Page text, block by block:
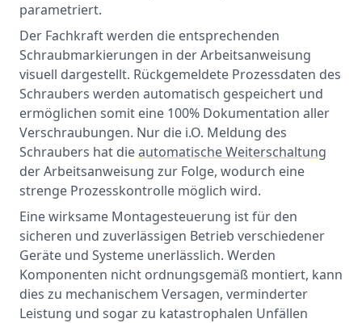
parametriert.
Der Fachkraft werden die entsprechenden
Schraubmarkierungen in der Arbeitsanweisung
visuell dargestellt. Rückgemeldete Prozessdaten des
Schraubers werden automatisch gespeichert und
ermöglichen somit eine 100% Dokumentation aller
Verschraubungen. Nur die i.O. Meldung des
Schraubers hat dieautomatische Weiterschaltung
der Arbeitsanweisung zur Folge, wodurch eine
strenge Prozesskontrolle möglich wird.
Eine wirksame Montagesteuerung ist für den
sicheren und zuverlässigen Betrieb verschiedener
Geräte und Systeme unerlässlich. Werden
Komponenten nicht ordnungsgemäß montiert, kann
dies zu mechanischem Versagen, verminderter
Leistung und sogar zu katastrophalen Unfällen